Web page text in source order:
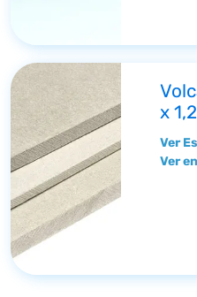
x
Ver
Ver